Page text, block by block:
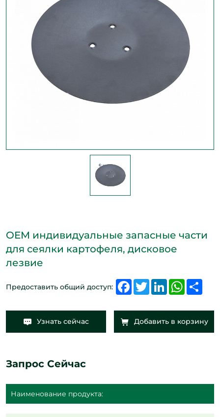
OEM индивидуальные запасные части
для сеялки картофеля, дисковое
лезвие
Предоставить общий доступ: FacebookTwitterLinkedIn
Узнать сейчас Добавить в корзину
Запрос Сейчас